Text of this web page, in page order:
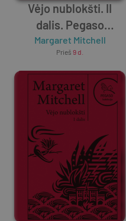
Vėjo nublokšti. II
dalis. Pegaso
kolekcija
Margaret Mitchell
Prieš 9 d.